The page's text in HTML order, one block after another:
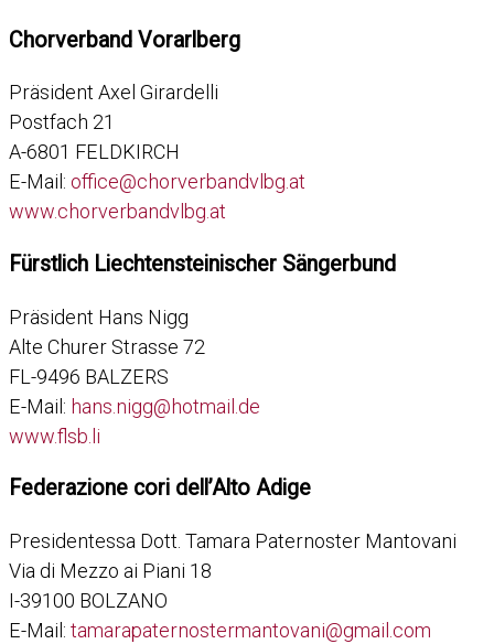
Chorverband Vorarlberg
Präsident Axel Girardelli
Postfach 21
A-6801 FELDKIRCH
E-Mail: office@chorverbandvlbg.at
www.chorverbandvlbg.at
Fürstlich Liechtensteinischer Sängerbund
Präsident Hans Nigg
Alte Churer Strasse 72
FL-9496 BALZERS
E-Mail: hans.nigg@hotmail.de
www.flsb.li
Federazione cori dell’Alto Adige
Presidentessa Dott. Tamara Paternoster Mantovani
Via di Mezzo ai Piani 18
I-39100 BOLZANO
E-Mail: tamarapaternostermantovani@gmail.com